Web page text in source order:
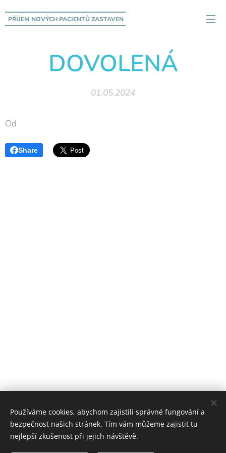
PŘÍJEM NOVÝCH PACIENTŮZASTAVEN
DOVOLENÁ
01.05.2024
Od
Share
Používáme cookies, abychom zajistili správné fungování a
bezpečnost našich stránek. Tím vám můžeme zajistit tu
nejlepší zkušenost při jejich návštěvě.